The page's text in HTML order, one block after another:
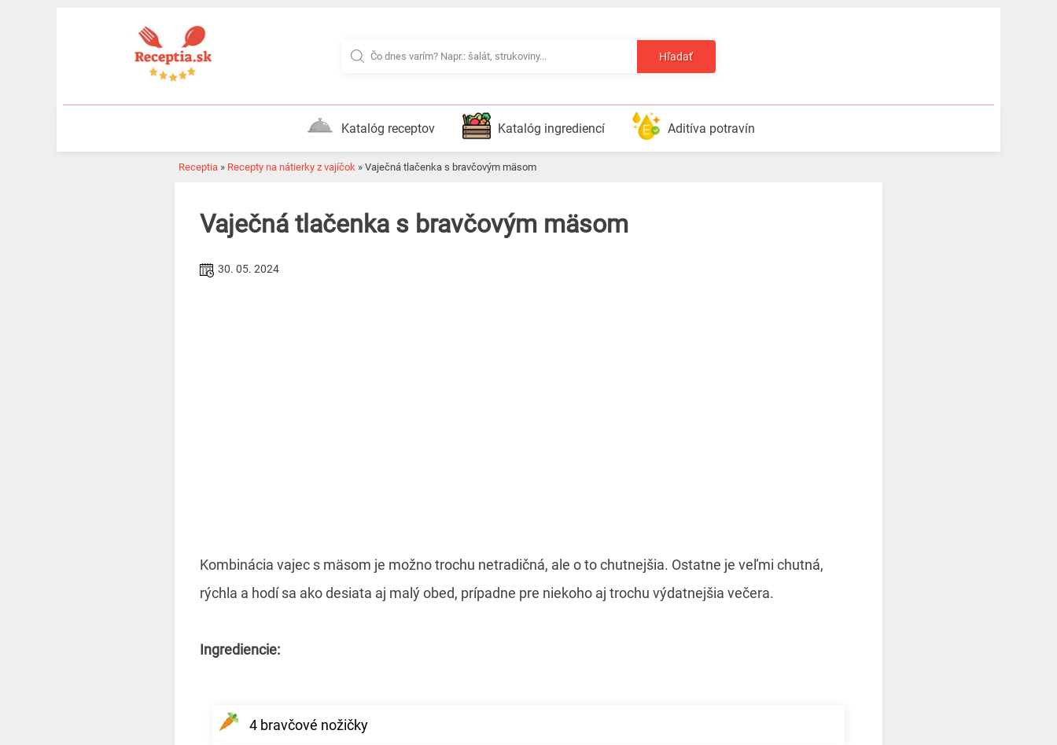
Hľadať
Katalóg receptov Katalóg ingrediencí Aditíva potravín
Receptia » Recepty na nátierky z vajíčok » Vaječná tlačenka s bravčovým mäsom
Vaječná tlačenka s bravčovým mäsom
30. 05. 2024
Kombinácia vajec s mäsom je možno trochu netradičná, ale o to chutnejšia. Ostatne je veľmi chutná,
rýchla a hodí sa ako desiata aj malý obed, prípadne pre niekoho aj trochu výdatnejšia večera.
Ingrediencie:
4 bravčové nožičky